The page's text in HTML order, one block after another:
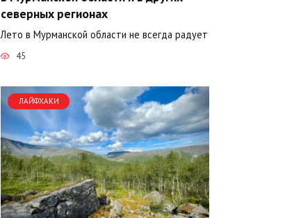
северных регионах
Лето в Мурманской области не всегда радует
45
ЛАЙФХАКИ